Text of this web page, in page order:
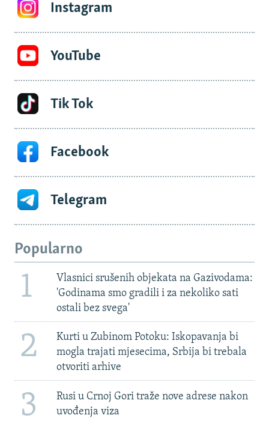
Instagram
YouTube
Tik Tok
Facebook
Telegram
Popularno
1
Vlasnici srušenih objekata na Gazivodama:
'Godinama smo gradili i za nekoliko sati
ostali bez svega'
2
Kurti u Zubinom Potoku: Iskopavanja bi
mogla trajati mjesecima, Srbija bi trebala
otvoriti arhive
3
Rusi u Crnoj Gori traže nove adrese nakon
uvođenja viza